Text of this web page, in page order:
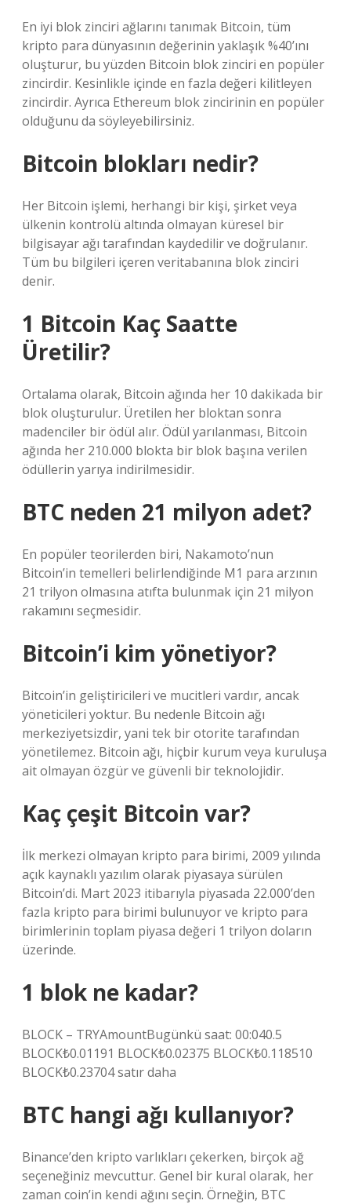
En iyi blok zinciri ağlarını tanımak Bitcoin, tüm
kripto para dünyasının değerinin yaklaşık %40’ını
oluşturur, bu yüzden Bitcoin blok zinciri en popüler
zincirdir. Kesinlikle içinde en fazla değeri kilitleyen
zincirdir. Ayrıca Ethereum blok zincirinin en popüler
olduğunu da söyleyebilirsiniz.
Bitcoin blokları nedir?
Her Bitcoin işlemi, herhangi bir kişi, şirket veya
ülkenin kontrolü altında olmayan küresel bir
bilgisayar ağı tarafından kaydedilir ve doğrulanır.
Tüm bu bilgileri içeren veritabanına blok zinciri
denir.
1 Bitcoin Kaç Saatte
Üretilir?
Ortalama olarak, Bitcoin ağında her 10 dakikada bir
blok oluşturulur. Üretilen her bloktan sonra
madenciler bir ödül alır. Ödül yarılanması, Bitcoin
ağında her 210.000 blokta bir blok başına verilen
ödüllerin yarıya indirilmesidir.
BTC neden 21 milyon adet?
En popüler teorilerden biri, Nakamoto’nun
Bitcoin’in temelleri belirlendiğinde M1 para arzının
21 trilyon olmasına atıfta bulunmak için 21 milyon
rakamını seçmesidir.
Bitcoin’i kim yönetiyor?
Bitcoin’in geliştiricileri ve mucitleri vardır, ancak
yöneticileri yoktur. Bu nedenle Bitcoin ağı
merkeziyetsizdir, yani tek bir otorite tarafından
yönetilemez. Bitcoin ağı, hiçbir kurum veya kuruluşa
ait olmayan özgür ve güvenli bir teknolojidir.
Kaç çeşit Bitcoin var?
İlk merkezi olmayan kripto para birimi, 2009 yılında
açık kaynaklı yazılım olarak piyasaya sürülen
Bitcoin’di. Mart 2023 itibarıyla piyasada 22.000’den
fazla kripto para birimi bulunuyor ve kripto para
birimlerinin toplam piyasa değeri 1 trilyon doların
üzerinde.
1 blok ne kadar?
BLOCK – TRYAmountBugünkü saat: 00:040.5
BLOCK₺0.01191 BLOCK₺0.02375 BLOCK₺0.118510
BLOCK₺0.23704 satır daha
BTC hangi ağı kullanıyor?
Binance’den kripto varlıkları çekerken, birçok ağ
seçeneğiniz mevcuttur. Genel bir kural olarak, her
zaman coin’in kendi ağını seçin. Örneğin, BTC